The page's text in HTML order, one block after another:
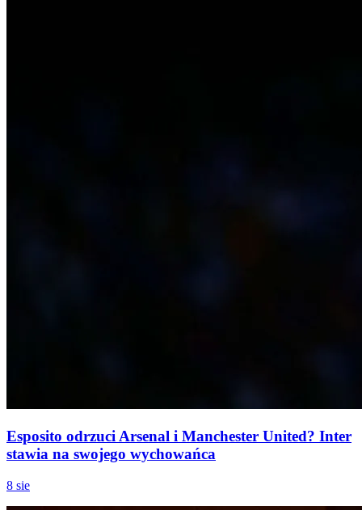
Esposito odrzuci Arsenal i Manchester United? Inter
stawia na swojego wychowańca
8 sie